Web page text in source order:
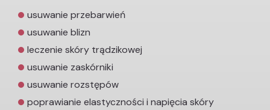
usuwanie przebarwień
usuwanie blizn
leczenie skóry trądzikowej
usuwanie zaskórniki
usuwanie rozstępów
poprawianie elastyczności i napięcia skóry